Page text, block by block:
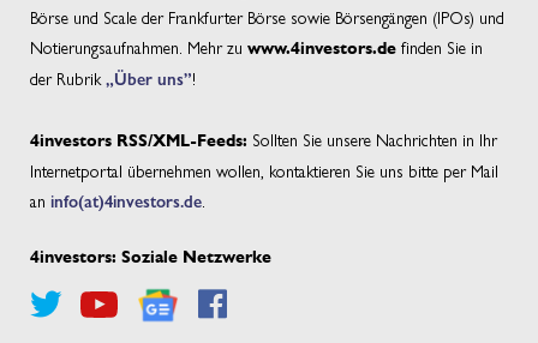
Börse und Scale der Frankfurter Börse sowie Börsengängen (IPOs) und
Notierungsaufnahmen. Mehr zu www.4investors.de finden Sie in
der Rubrik „Über uns”!
4investors RSS/XML-Feeds: Sollten Sie unsere Nachrichten in Ihr
Internetportal übernehmen wollen, kontaktieren Sie uns bitte per Mail
an info(at)4investors.de
4investors: Soziale Netzwerke